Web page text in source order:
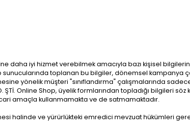
daha iyi hizmet verebilmek amacıyla bazı kişisel
sunucularında toplanan bu bilgiler, dönemsel
müşteri "sınıflandırma" çalışmalarında sadece
ŞTİ. Online Shop, üyelik formlarından topladığı bilgileri
amaçla kullanmamakta ve de satmamaktadır.
halinde ve yürürlükteki emredici mevzuat hükümleri